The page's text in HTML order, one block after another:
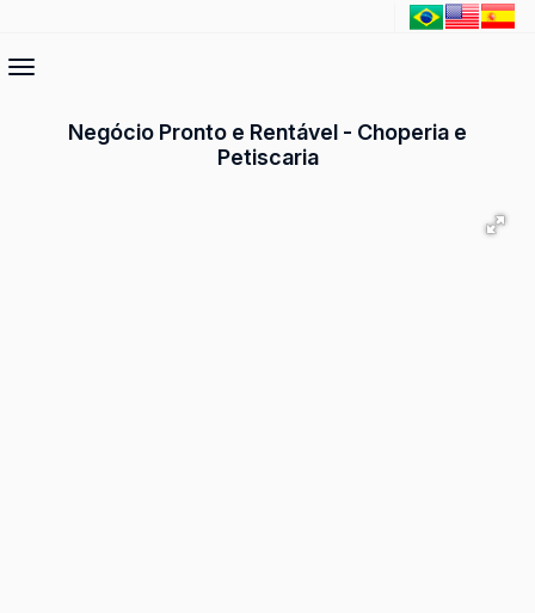
Negócio Pronto e Rentável - Choperia e
Petiscaria